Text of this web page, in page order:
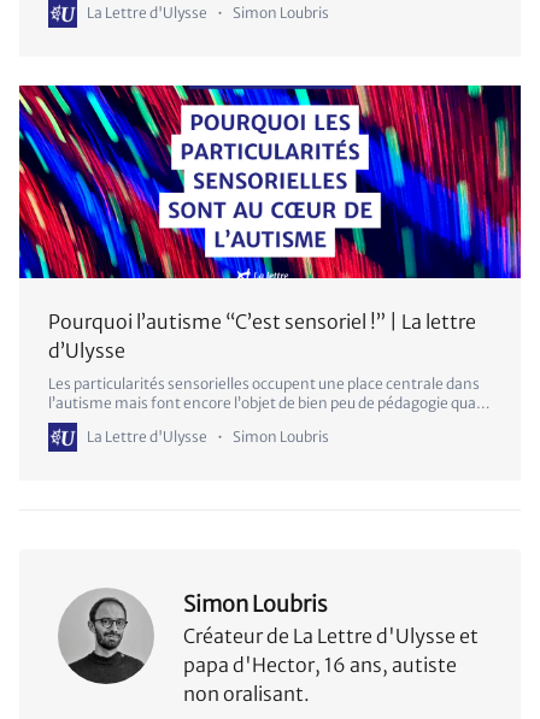
La Lettre d'Ulysse
Simon Loubris
Pourquoi l’autisme “C’est sensoriel !” | La lettre
d’Ulysse
Les particularités sensorielles occupent une place centrale dans
l’autisme mais font encore l’objet de bien peu de pédagogie quant
à leur impact.
La Lettre d'Ulysse
Simon Loubris
Simon Loubris
Créateur de La Lettre d'Ulysse et
papa d'Hector, 16 ans, autiste
non oralisant.